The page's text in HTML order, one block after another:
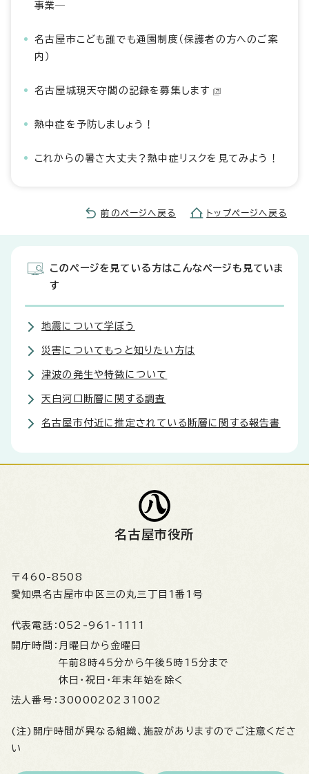
事業―
名古屋市こども誰でも通園制度（保護者の方へのご案
内）
名古屋城現天守閣の記録を募集します
熱中症を予防しましょう！
これからの暑さ大丈夫？熱中症リスクを見てみよう！
前のページへ戻る トップページへ戻る
このページを見ている方はこんなページも見ていま
す
地震について学ぼう
災害についてもっと知りたい方は
津波の発生や特徴について
天白河口断層に関する調査
名古屋市付近に推定されている断層に関する報告書
名古屋市役所
〒460-8508
愛知県名古屋市中区三の丸三丁目1番1号
代表電話： 052-961-1111
開庁時間： 月曜日から金曜日
午前8時45分から午後5時15分まで
休日・祝日・年末年始を除く
法人番号： 3000020231002
(注)開庁時間が異なる組織、施設がありますのでご注意くださ
い